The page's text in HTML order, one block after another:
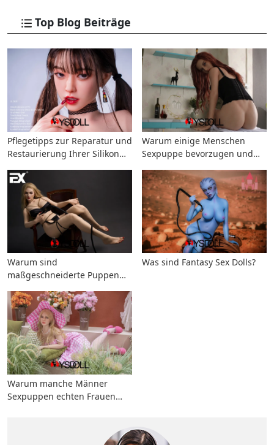
Top Blog Beiträge
Pflegetipps zur Reparatur und
Restaurierung Ihrer Silikon
Warum einige Menschen
Sexpuppe bevorzugen und
können
Warum sind
maßgeschneiderte Puppen
Was sind Fantasy Sex Dolls?
Warum manche Männer
Sexpuppen echten Frauen